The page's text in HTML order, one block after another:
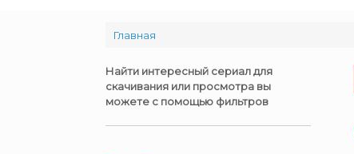
Главная
Найти интересный сериал для
скачивания или просмотра вы
можете с помощью фильтров